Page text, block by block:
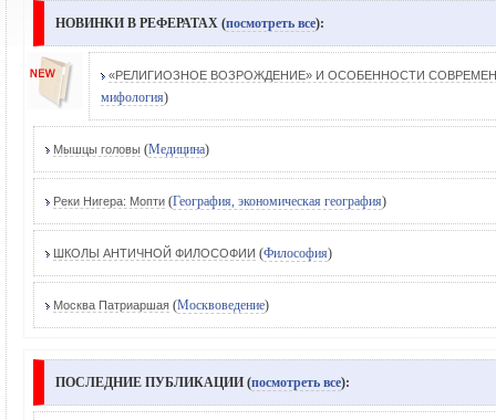
НОВИНКИ В РЕФЕРАТАХ (посмотреть все):
«РЕЛИГИОЗНОЕ ВОЗРОЖДЕНИЕ» И ОСОБЕННОСТИ
мифология)
Мышцы головы (Медицина)
Реки Нигера: Мопти (География, экономическая география)
ШКОЛЫ АНТИЧНОЙ ФИЛОСОФИИ (Философия)
Москва Патриаршая (Москвоведение)
ПОСЛЕДНИЕ ПУБЛИКАЦИИ (посмотреть все):